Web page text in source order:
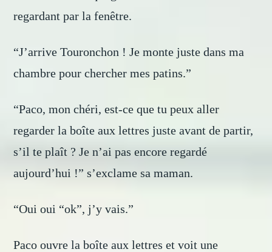
regardant par la fenêtre.
“J’arrive Touronchon ! Je monte juste dans ma
chambre pour chercher mes patins.”
“Paco, mon chéri, est-ce que tu peux aller
regarder la boîte aux lettres juste avant de partir,
s’il te plaît ? Je n’ai pas encore regardé
aujourd’hui !” s’exclame sa maman.
“Oui oui “ok”, j’y vais.”
Paco ouvre la boîte aux lettres et voit une